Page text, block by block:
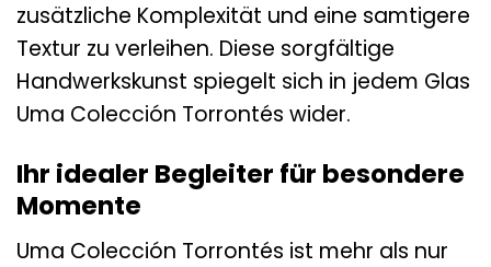
zusätzliche Komplexität und eine samtigere
Textur zu verleihen. Diese sorgfältige
Handwerkskunst spiegelt sich in jedem Glas
Uma Colección Torrontés wider.
Ihr idealer Begleiter für besondere
Momente
Uma Colección Torrontés ist mehr als nur